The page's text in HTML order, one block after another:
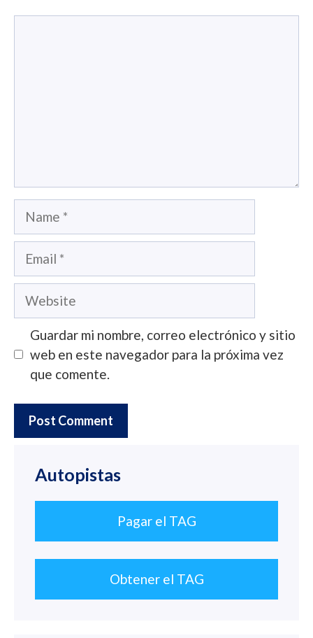
Guardar mi nombre, correo electrónico y sitio
web en este navegador para la próxima vez
que comente.
Autopistas
Pagar el TAG
Obtener el TAG